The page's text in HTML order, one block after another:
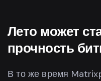
Лето может
прочность
В то же время